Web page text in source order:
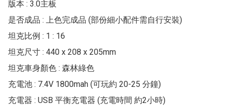
版本 : 3.0主板
是否成品 : 上色完成品 (部份細小配件需自行安裝)
坦克比例 : 1 : 16
坦克尺寸 : 440 x 208 x 205mm
坦克車身顏色 : 森林綠色
充電池 : 7.4V 1800mah (可玩約 20-25 分鐘)
充電器 : USB 平衡充電器 (充電時間 約2小時)